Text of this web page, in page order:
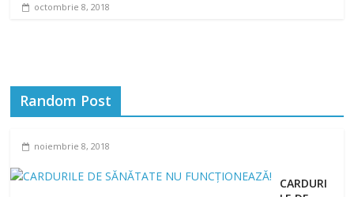
octombrie 8, 2018
Random Post
noiembrie 8, 2018
CARDURI